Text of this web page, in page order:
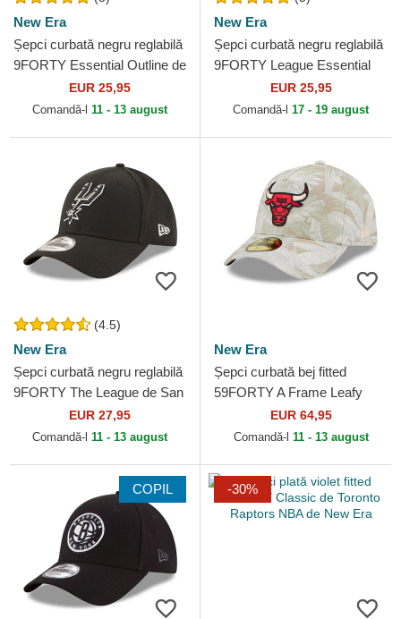
New Era
Șepci curbată negru reglabilă
9FORTY Essential Outline de
Los Angeles Lakers NBA de
New Era
EUR 25,95
Comandă-l 11 - 13 august
New Era
Șepci curbată negru reglabilă
9FORTY League Essential
de Chicago Bulls NBA de
New Era
EUR 25,95
Comandă-l 17 - 19 august
(4.5)
New Era
Șepci curbată negru reglabilă
9FORTY The League de San
Antonio Spurs NBA de New
Era
EUR 27,95
Comandă-l 11 - 13 august
New Era
Șepci curbată bej fitted
59FORTY A Frame Leafy
Palm de Chicago Bulls NBA
de New Era
EUR 64,95
Comandă-l 11 - 13 august
COPIL -30%